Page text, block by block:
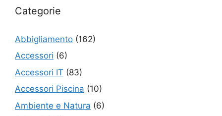
Categorie
Abbigliamento (162)
Accessori (6)
Accessori IT (83)
Accessori Piscina (10)
Ambiente e Natura (6)